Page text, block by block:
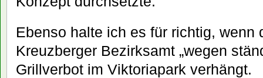
Ebenso halte ich es für richtig, wenn
Kreuzberger Bezirksamt „wegen
Grillverbot im Viktoriapark verhängt.